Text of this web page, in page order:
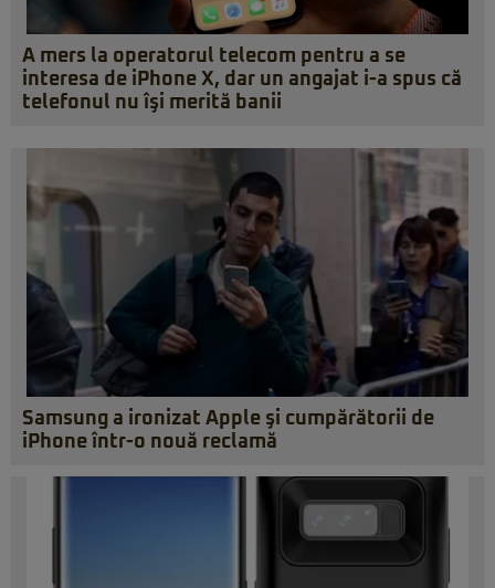
A mers la operatorul telecom pentru a se
interesa de iPhone X, dar un angajat i-a spus că
telefonul nu îşi merită banii
Samsung a ironizat Apple şi cumpărătorii de
iPhone într-o nouă reclamă